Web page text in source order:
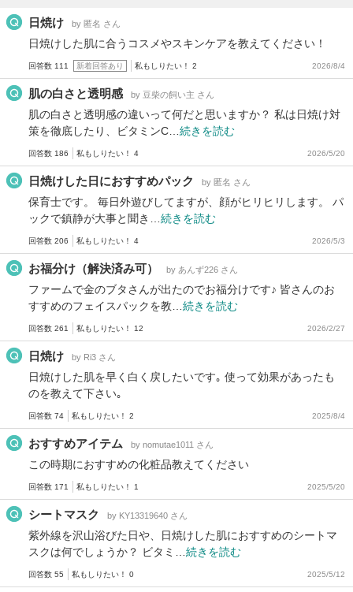
日焼け by 匿名 さん
日焼けした肌に合うコスメやスキンケアを教えてください！
回答数 111 新着回答あり 私もしりたい！ 2 2026/8/4
肌の白さと透明感 by 豆柴の飼い主 さん
肌の白さと透明感の違いって何だと思いますか？ 私は日焼け対
策を徹底したり、ビタミンC… 続きを読む
回答数 186 私もしりたい！ 4 2026/5/20
日焼けした日におすすめパック by 匿名 さん
保育士です。 毎日外遊びしてますが、顔がヒリヒリします。 パ
ックで鎮静が大事と聞き… 続きを読む
回答数 206 私もしりたい！ 4 2026/5/3
お福分け（解決済み可） by あんず226 さん
ファームで金のブタさんが出たのでお福分けです♪ 皆さんのお
すすめのフェイスパックを教… 続きを読む
回答数 261 私もしりたい！ 12 2026/2/27
日焼け by Ri3 さん
日焼けした肌を早く白く戻したいです｡ 使って効果があったも
のを教えて下さい｡
回答数 74 私もしりたい！ 2 2025/8/4
おすすめアイテム by nomutae1011 さん
この時期におすすめの化粧品教えてください
回答数 171 私もしりたい！ 1 2025/5/20
シートマスク by KY13319640 さん
紫外線を沢山浴びた日や、日焼けした肌におすすめのシートマ
スクは何でしょうか？ ビタミ… 続きを読む
回答数 55 私もしりたい！ 0 2025/5/12